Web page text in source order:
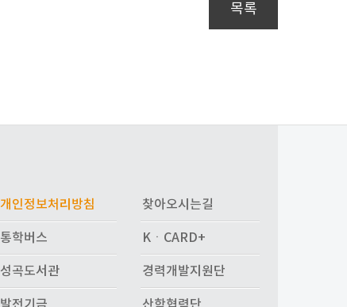
목록
개인정보처리방침 찾아오시는길
통학버스 KㆍCARD+
성곡도서관 경력개발지원단